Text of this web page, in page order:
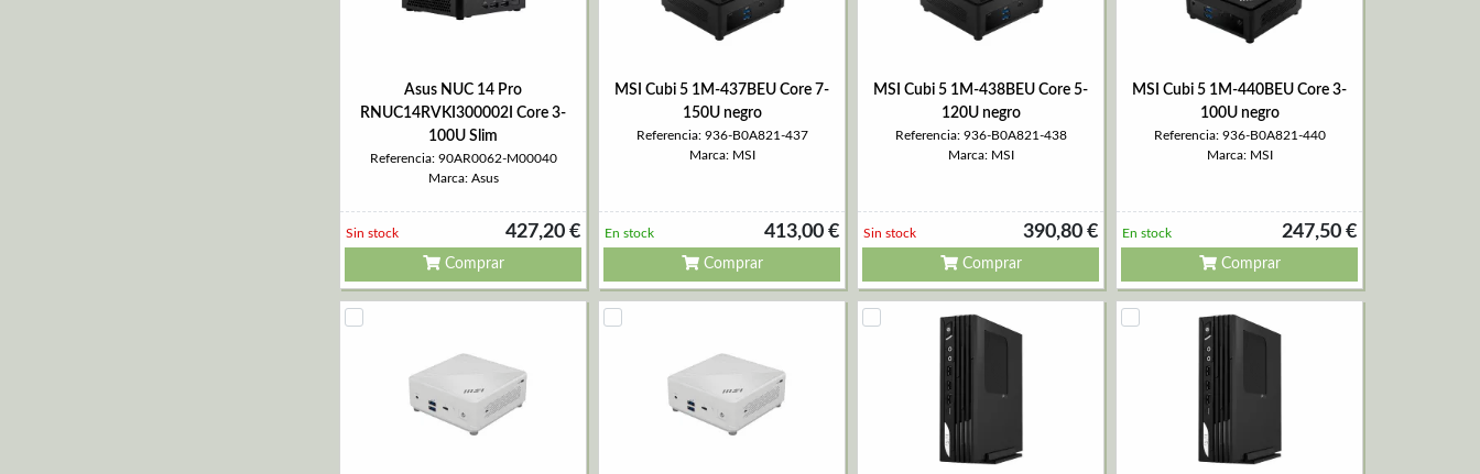
Asus NUC 14 Pro
RNUC14RVKI300002I Core 3-
100U Slim
Referencia: 90AR0062-M00040
Marca: Asus
427,20 €
Sin stock
Comprar
MSI Cubi 5 1M-437BEU Core 7-
150U negro
Referencia: 936-B0A821-437
Marca: MSI
413,00 €
En stock
Comprar
MSI Cubi 5 1M-438BEU Core 5-
120U negro
Referencia: 936-B0A821-438
Marca: MSI
390,80 €
Sin stock
Comprar
MSI Cubi 5 1M-440BEU Core 3-
100U negro
Referencia: 936-B0A821-440
Marca: MSI
247,50 €
En stock
Comprar